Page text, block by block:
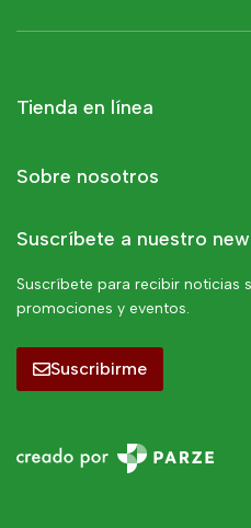
Tienda en línea
Sobre nosotros
Suscríbete a nuestro
Suscríbete para recibir noticias
promociones y eventos.
Suscribirme